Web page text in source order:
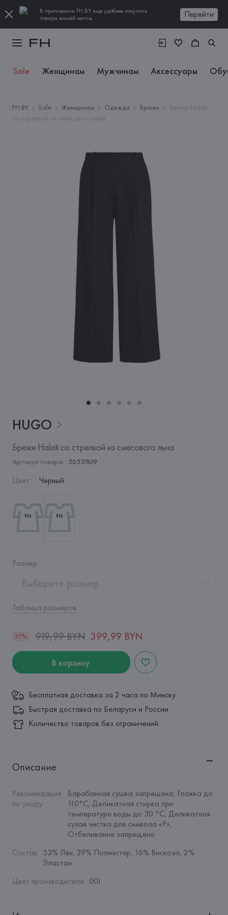
В приложении FH.BY еще удобнее покупать
товары вашей мечты
Перейти
Sale Женщинам Мужчинам Аксессуары
FH.BY Sale Женщинам Одежда Брюки
Брюки Halati
со стрелкой из смесового льна
HUGO
Брюки Halati со стрелкой из смесового льна
Артикул товара: 50537619
Цвет: Черный
Размер:
Выберите размер
Таблица размеров
57% 919,99 BYN 399,99 BYN
В корзину
Бесплатная доставка за 2 часа по Минску
Быстрая доставка по Беларуси и России
Количество товаров без ограничений
Описание
Рекомендация
по уходу:
Барабанная сушка запрещена, Глажка до
110°C, Деликатная стирка при
температуре воды до 30 °C, Деликатная
сухая чистка для символа «P»,
Отбеливание запрещено
Состав: 53% Лён, 29% Полиэстер, 16% Вискоза, 2%
Эластан
Цвет производителя: 001